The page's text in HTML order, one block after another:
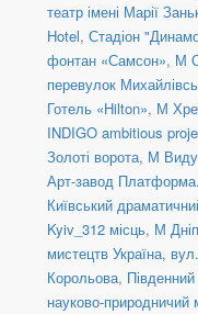
театр імені Марії
Hotel, Стадіон
фонтан «Самсон», М
перевулок
Готель «Hilton», М
INDIGO ambitious
Золоті ворота, М
Арт-завод Платформа.
Київський
Kyiv_312 місць, М
мистецтв Україна,
Корольова,
науково-природничий